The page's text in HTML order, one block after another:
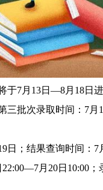
7月13日—8月18日进
三批次录取时间：7
；结果查询时间：7
月20日10:00